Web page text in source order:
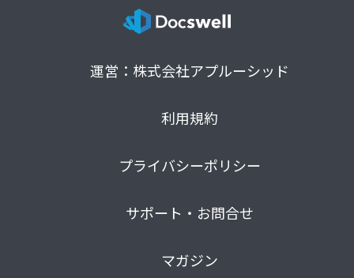
運営：株式会社アプルーシッド
利用規約
プライバシーポリシー
サポート・お問合せ
マガジン